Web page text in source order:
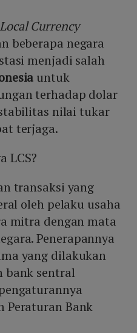
Local Currency
beberapa negara
menjadi salah
untuk
terhadap dolar
nilai tukar
terjaga.
LCS?
transaksi yang
oleh pelaku usaha
mitra dengan mata
Penerapannya
yang dilakukan
bank sentral
Peraturan Bank